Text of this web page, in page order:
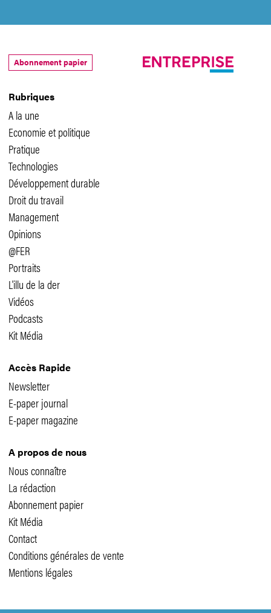
Rubriques
A la une
Economie et politique
Pratique
Technologies
Développement durable
Droit du travail
Management
Opinions
@FER
Portraits
L'illu de la der
Vidéos
Podcasts
Kit Média
Accès Rapide
Newsletter
E-paper journal
E-paper magazine
A propos de nous
Nous connaître
La rédaction
Abonnement papier
Kit Média
Contact
Conditions générales de vente
Mentions légales
Abonnement papier